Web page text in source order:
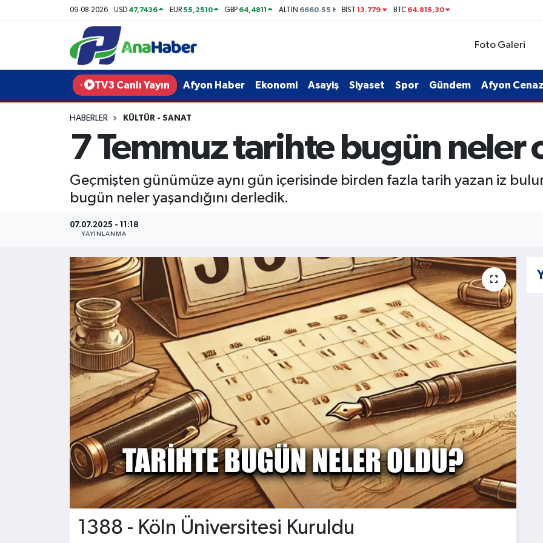
09-08-2026 USD 47,7436 EUR55,2510 GBP 64,4811 ALTIN 6660.55 BİST13.779 BTC 64.815,30
Foto Galeri
TV3 Canlı Yayın Afyon Haber Ekonomi Asayiş Siyaset Spor Gündem Afyon
HABERLER KÜLTÜR - SANAT
7 Temmuz tarihte bugün neler
Geçmişten günümüze aynı gün içerisinde birden fazla tarih yazan iz
bugün neler yaşandığını derledik.
07.07.2025 - 11:18
YAYINLANMA
1388 - Köln Üniversitesi Kuruldu
Yurt Haber
Afyon Haber
Teknoloji
Kültür - Sanat
Afyonkarahisar Nöbetçi Eczaneler
Afyonkarahisar Hava Durumu
Afyonkarahisar Trafik Yoğunluk Haritası
Tüm Manşetler
Son Dakika Haberleri
Haber Arşivi